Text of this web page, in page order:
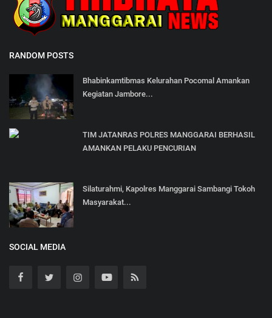
RANDOM POSTS
Bhabinkamtibmas Kelurahan Pocomal Amankan
Kegiatan Jambore...
TIM JATANRAS POLRES MANGGARAI BERHASIL
AMANKAN PELAKU PENCURIAN
Silaturahmi, Kapolres Manggarai Sambangi Tokoh
Masyarakat...
SOCIAL MEDIA